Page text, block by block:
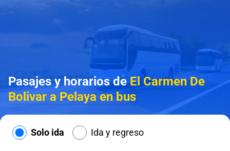
Pasajes y horarios deEl Carmen De
Bolivar a Pelaya en bus
Solo ida Ida y regreso